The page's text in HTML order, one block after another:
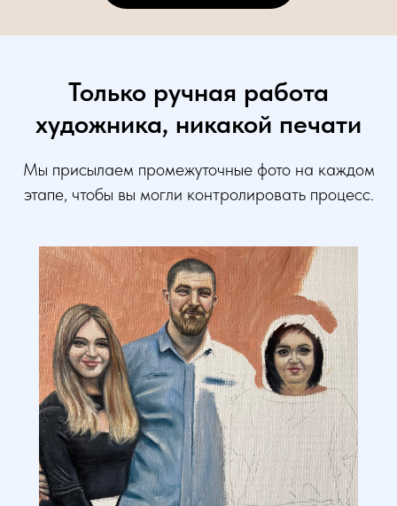
Только ручная работа
художника, никакой печати
Мы присылаем промежуточные фото на каждом
этапе, чтобы вы могли контролировать процесс.